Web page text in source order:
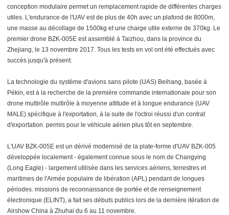
conception modulaire permet un remplacement rapide de différentes charges
utiles. L'endurance de l'UAV est de plus de 40h avec un plafond de 8000m,
une masse au décollage de 1500kg et une charge utile externe de 370kg. Le
premier drone BZK-005E est assemblé à Taizhou, dans la province du
Zhejiang, le 13 novembre 2017. Tous les tests en vol ont été effectués avec
succès jusqu'à présent.
La technologie du système d'avions sans pilote (UAS) Beihang, basée à
Pékin, est à la recherche de la première commande internationale pour son
drone multirôle multirôle à moyenne altitude et à longue endurance (UAV
MALE) spécifique à l'exportation, à la suite de l'octroi réussi d'un contrat
d'exportation. permis pour le véhicule aérien plus tôt en septembre.
L'UAV BZK-005E est un dérivé modernisé de la plate-forme d'UAV BZK-005
développée localement - également connue sous le nom de Changying
(Long Eagle) - largement utilisée dans les services aériens, terrestres et
maritimes de l'Armée populaire de libération (APL) pendant de longues
périodes. missions de reconnaissance de portée et de renseignement
électronique (ELINT), a fait ses débuts publics lors de la dernière itération de
Airshow China à Zhuhai du 6 au 11 novembre.